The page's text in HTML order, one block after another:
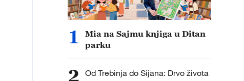
1
Mia na Sajmu knjiga u Ditan
parku
2 Od Trebinja do Sijana: Drvo života